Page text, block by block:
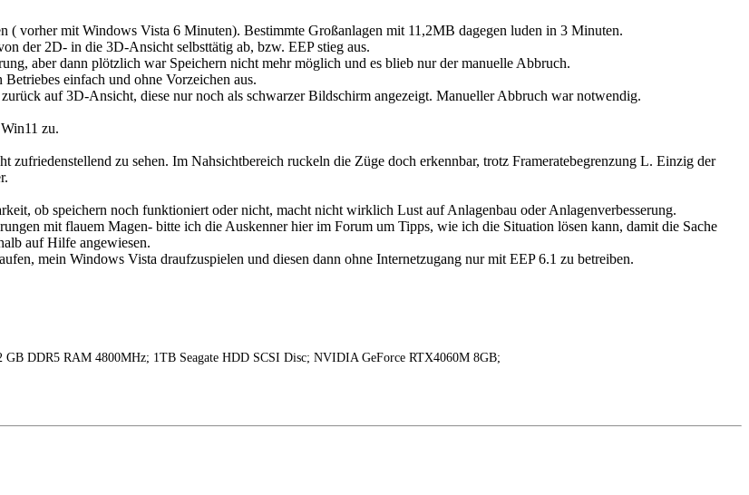
vorher mit Windows Vista 6 Minuten). Bestimmte Großanlagen mit 11,2MB dagegen luden in 3 Minuten.
der 2D- in die 3D-Ansicht selbsttätig ab, bzw. EEP stieg aus.
aber dann plötzlich war Speichern nicht mehr möglich und es blieb nur der manuelle Abbruch.
einfach und ohne Vorzeichen aus.
auf 3D-Ansicht, diese nur noch als schwarzer Bildschirm angezeigt. Manueller Abbruch war notwendig.
zu.
zufriedenstellend zu sehen. Im Nahsichtbereich ruckeln die Züge doch erkennbar, trotz Frameratebegrenzung L. Einzig der
ob speichern noch funktioniert oder nicht, macht nicht wirklich Lust auf Anlagenbau oder Anlagenverbesserung.
mit flauem Magen- bitte ich die Auskenner hier im Forum um Tipps, wie ich die Situation lösen kann, damit die Sache
auf Hilfe angewiesen.
mein Windows Vista draufzuspielen und diesen dann ohne Internetzugang nur mit EEP 6.1 zu betreiben.
DDR5 RAM 4800MHz; 1TB Seagate HDD SCSI Disc; NVIDIA GeForce RTX4060M 8GB;